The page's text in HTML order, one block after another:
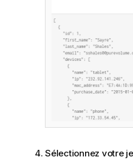
Sélectionnez votre